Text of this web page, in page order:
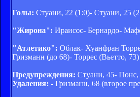
Голы: Стуани, 22 (1:0)- Стуани, 25
"Жирона": Ираисос- Бернардо-
"Атлетико": Облак- Хуанфран
Гризманн (до 68)- Торрес (Вьетто, 73)
Предупреждения: Стуани, 45- Понс,
Удаления: - Гризманн, 68 (второе